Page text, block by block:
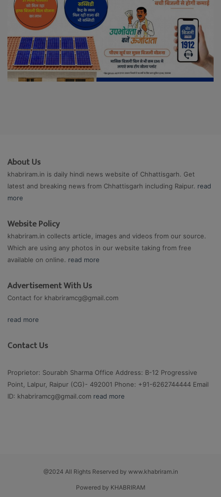
About Us
khabriram.in is daily hindi news website of Chhattisgarh. Get
latest and breaking news from Chhattisgarh including Raipur. read
more
Website Policy
khabriram.in collects article, images and videos from our source.
Which are using any photos in our website taking from free
available on online. read more
Advertisement With Us
Contact for khabriramcg@gmail.com
read more
Contact Us
Proprietor: Sourabh Sharma Office Address: B-12 Progressive
Point, Lalpur, Raipur (CG)- 492001 Phone: +91-6262744444 Email
ID: khabriramcg@gmail.com read more
@2024 All Rights Reserved by www.khabriram.in
Powered by KHABRIRAM